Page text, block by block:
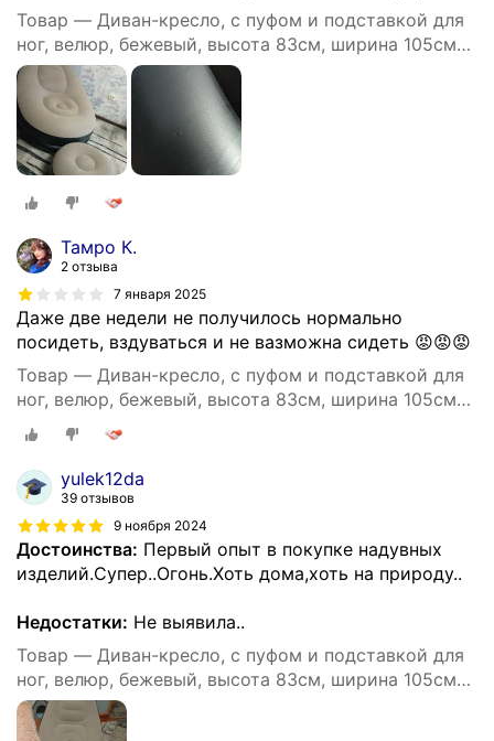
Товар — Диван-кресло, с пуфом и подставкой для
ног, велюр, бежевый, высота 83см, ширина 105см
BM
Тамро К.
2 отзыва
7 января 2025
Даже две недели не получилось нормально
посидеть, вздуваться и не вазможна сидеть 😡😡😡
Товар — Диван-кресло, с пуфом и подставкой для
ног, велюр, бежевый, высота 83см, ширина 105см
BM
yulek12da
39 отзывов
9 ноября 2024
Достоинства: Первый опыт в покупке надувных
изделий.Супер..Огонь.Хоть дома,хоть на природу..
Недостатки: Не выявила..
Товар — Диван-кресло, с пуфом и подставкой для
ног, велюр, бежевый, высота 83см, ширина 105см
BM